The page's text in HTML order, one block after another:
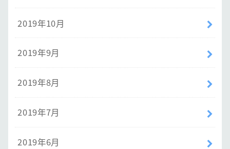
2019年10月
2019年9月
2019年8月
2019年7月
2019年6月